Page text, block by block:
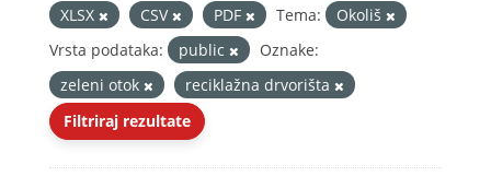
XLSX
CSV PDF Tema:
Okoliš
Vrsta podataka:
public
Oznake:
zeleni otok
reciklažna drvorišta
Filtriraj rezultate